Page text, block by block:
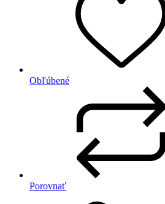
Obľúbené
Porovnať